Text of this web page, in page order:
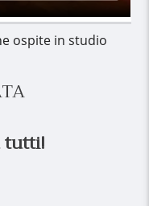
ospite in studio
tutti!